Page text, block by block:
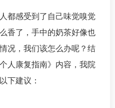
都感受到了自己味觉嗅觉
香了，手中的奶茶好像也
况，我们该怎么办呢？结
人康复指南》内容，我院
下建议：